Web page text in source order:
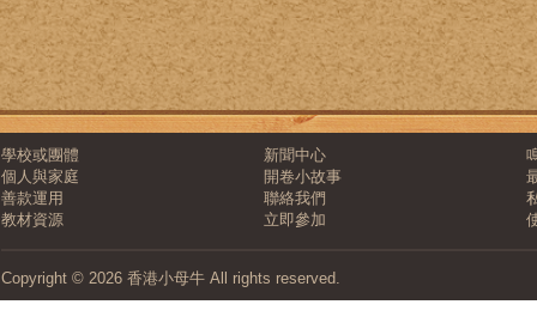
學校或團體
個人與家庭
善款運用
教材資源
新聞中心
開卷小故事
聯絡我們
立即參加
Copyright © 2026 香港小母牛 All rights reserved.